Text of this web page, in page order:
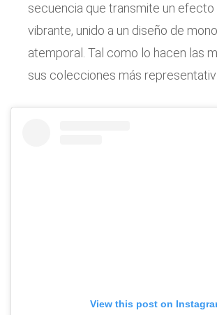
secuencia que transmite un
vibrante, unido a un diseño de
atemporal. Tal como lo hacen las
sus colecciones más
View this post on